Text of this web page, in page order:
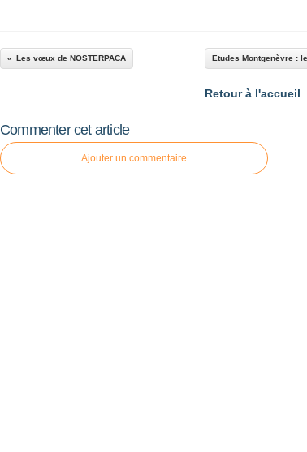
Les vœux de NOSTERPACA Etudes Montgenèvre :
Retour à l'accueil
Commenter cet article
Ajouter un commentaire